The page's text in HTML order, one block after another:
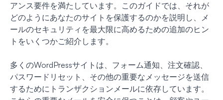
アンス要件を満たしています。このガイドでは、それが
どのようにあなたのサイトを保護するのかを説明し、メ
ールのセキュリティを最大限に高めるための追加のヒン
トをいくつかご紹介します。
多くのWordPressサイトは、フォーム通知、注文確認、
パスワードリセット、その他の重要なメッセージを送信
するためにトランザクションメールに依存しています。